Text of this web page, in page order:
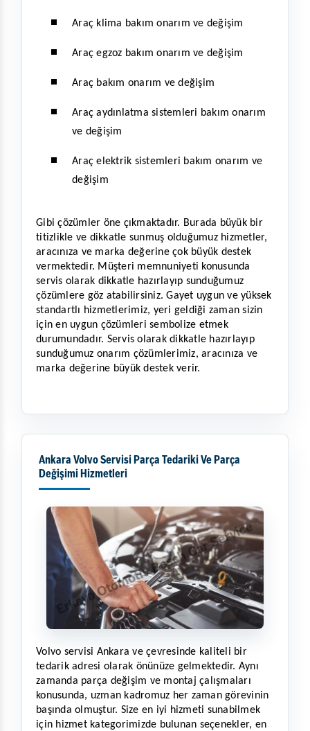
Araç klima bakım onarım ve değişim
Araç egzoz bakım onarım ve değişim
Araç bakım onarım ve değişim
Araç aydınlatma sistemleri bakım onarım
ve değişim
Araç elektrik sistemleri bakım onarım ve
değişim
Gibi çözümler öne çıkmaktadır. Burada büyük bir
titizlikle ve dikkatle sunmuş olduğumuz hizmetler,
aracınıza ve marka değerine çok büyük destek
vermektedir. Müşteri memnuniyeti konusunda
servis olarak dikkatle hazırlayıp sunduğumuz
çözümlere göz atabilirsiniz. Gayet uygun ve yüksek
standartlı hizmetlerimiz, yeri geldiği zaman sizin
için en uygun çözümleri sembolize etmek
durumundadır. Servis olarak dikkatle hazırlayıp
sunduğumuz onarım çözümlerimiz, aracınıza ve
marka değerine büyük destek verir.
Ankara Volvo Servisi Parça Tedariki Ve Parça
Değişimi Hizmetleri
Volvo servisi Ankara ve çevresinde kaliteli bir
tedarik adresi olarak önünüze gelmektedir. Aynı
zamanda parça değişim ve montaj çalışmaları
konusunda, uzman kadromuz her zaman görevinin
başında olmuştur. Size en iyi hizmeti sunabilmek
için hizmet kategorimizde bulunan seçenekler, en